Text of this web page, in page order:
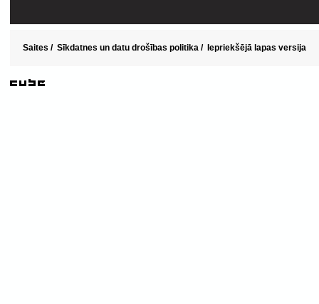
Saites / Sīkdatnes un datu drošības politika / Iepriekšējā lapas versija